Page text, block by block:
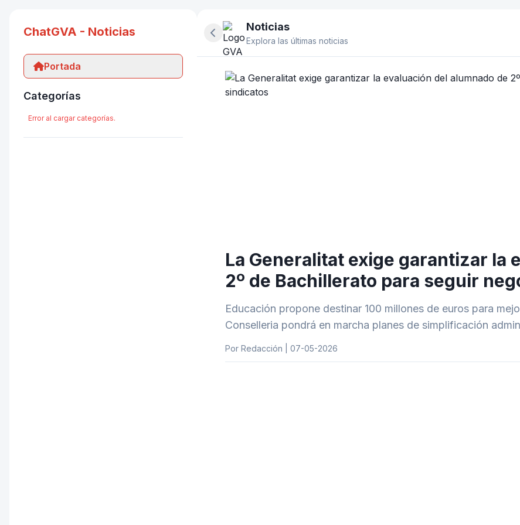
ChatGVA - Noticias
Portada
Categorías
Error al cargar categorías.
Ocultar panel lateral
Noticias
Explora las últimas noticias
La Generalitat exige garantizar la
2º de Bachillerato para seguir
Educación propone destinar 100 millones de euros para
Conselleria pondrá en marcha planes de simplificación
Por Redacción | 07-05-2026